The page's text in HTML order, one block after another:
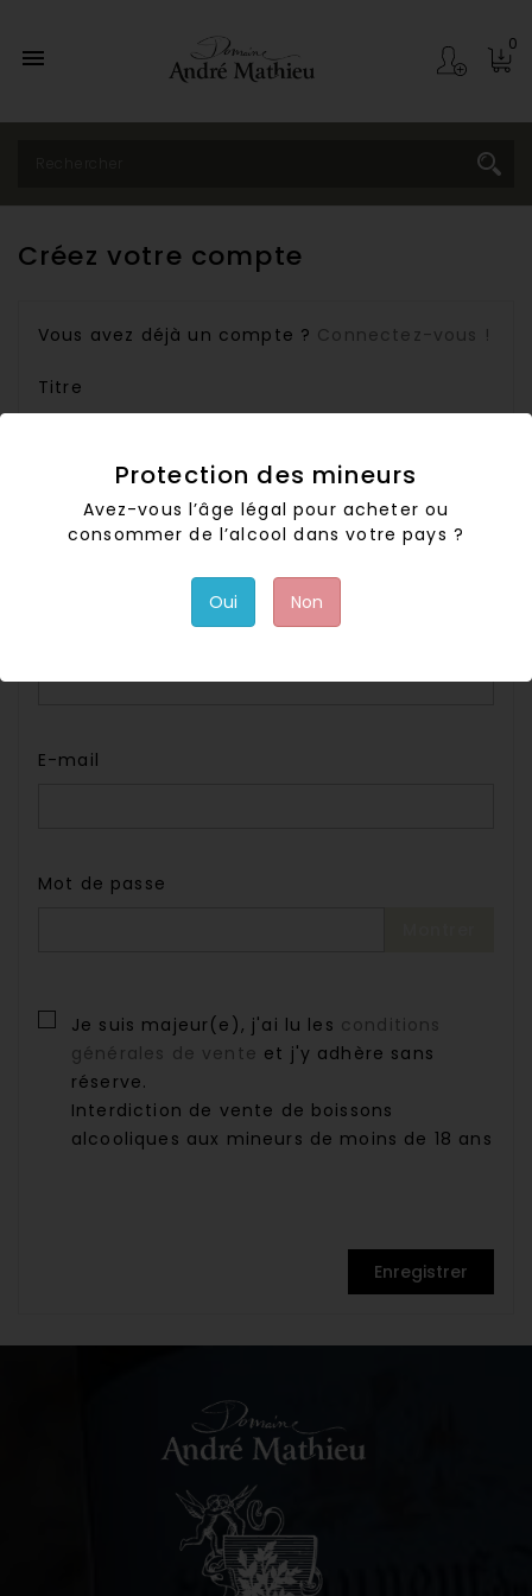

0
Créez votre compte
Vous avez déjà un compte ? Connectez-vous !
Titre
Prénom
E-mail
Mot de passe
Je suis majeur(e), j'ai lu les conditions
générales de vente et j'y adhère sans
réserve.
Interdiction de vente de boissons
alcooliques aux mineurs de moins de 18 ans
Enregistrer
Protection des mineurs
Avez-vous l’âge légal pour acheter ou
consommer de l’alcool dans votre pays ?
Oui Non